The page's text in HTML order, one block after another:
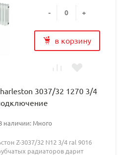
- +
в корзину
3037/32 1270 3/4
наличии: Много
Z-3037/32 N12 3/4 ral 9016
радиаторов дарит